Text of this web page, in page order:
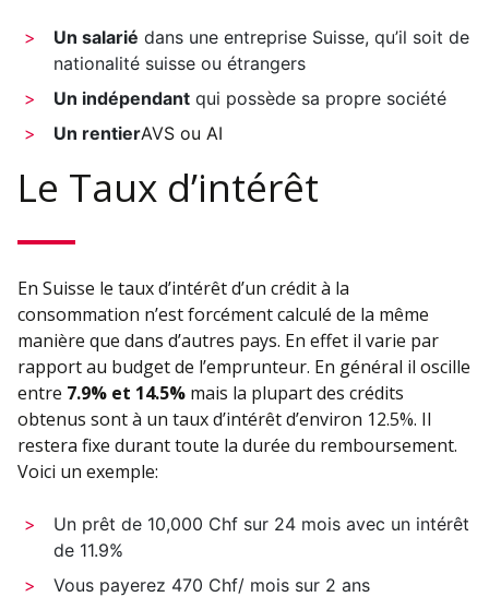
Un salarié dans une entreprise Suisse, qu’il soit de
nationalité suisse ou étrangers
Un indépendant qui possède sa propre société
Un rentierAVS ou AI
Le Taux d’intérêt
En Suisse le taux d’intérêt d’un crédit à la
consommation n’est forcément calculé de la même
manière que dans d’autres pays. En effet il varie par
rapport au budget de l’emprunteur. En général il oscille
entre 7.9% et 14.5% mais la plupart des crédits
obtenus sont à un taux d’intérêt d’environ 12.5%. Il
restera fixe durant toute la durée du remboursement.
Voici un exemple:
Un prêt de 10,000 Chf sur 24 mois avec un intérêt
de 11.9%
Vous payerez 470 Chf/ mois sur 2 ans